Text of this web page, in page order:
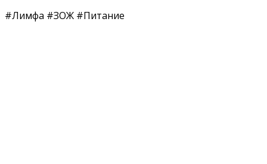
#Лимфа #ЗОЖ #Питание